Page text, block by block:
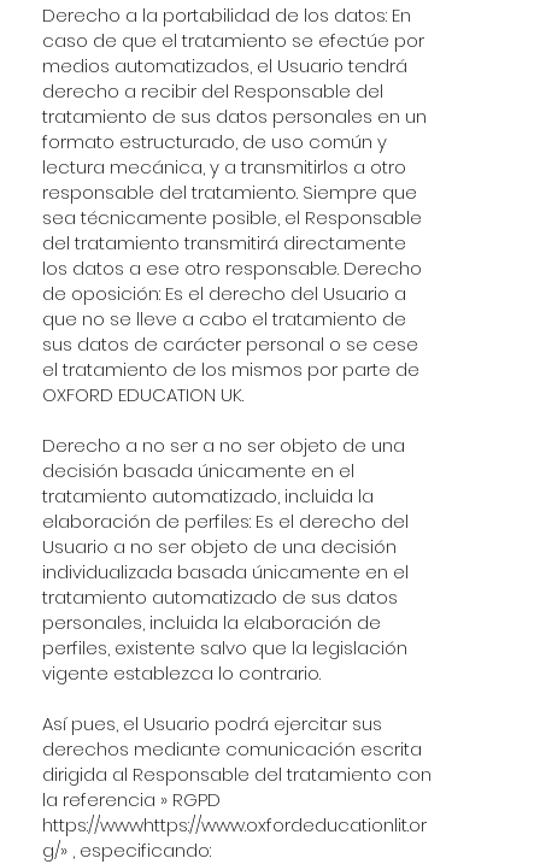
Derecho a la portabilidad de los datos: En
caso de que el tratamiento se efectúe por
medios automatizados, el Usuario tendrá
derecho a recibir del Responsable del
tratamiento de sus datos personales en un
formato estructurado, de uso común y
lectura mecánica, y a transmitirlos a otro
responsable del tratamiento. Siempre que
sea técnicamente posible, el Responsable
del tratamiento transmitirá directamente
los datos a ese otro responsable. Derecho
de oposición: Es el derecho del Usuario a
que no se lleve a cabo el tratamiento de
sus datos de carácter personal o se cese
el tratamiento de los mismos por parte de
OXFORD EDUCATION UK.
Derecho a no ser a no ser objeto de una
decisión basada únicamente en el
tratamiento automatizado, incluida la
elaboración de perfiles: Es el derecho del
Usuario a no ser objeto de una decisión
individualizada basada únicamente en el
tratamiento automatizado de sus datos
personales, incluida la elaboración de
perfiles, existente salvo que la legislación
vigente establezca lo contrario.
Así pues, el Usuario podrá ejercitar sus
derechos mediante comunicación escrita
dirigida al Responsable del tratamiento con
la referencia » RGPD
https://wwwhttps://www.oxfordeducationlit.or
g/», especificando: